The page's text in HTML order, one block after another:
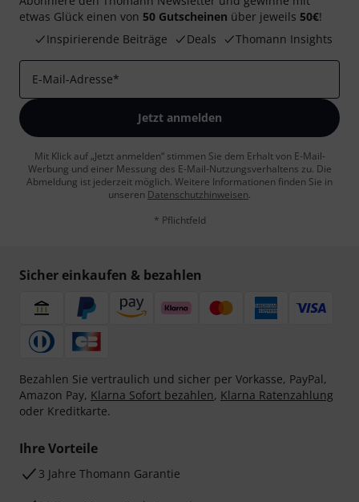
etwas Glück einen von 50 Gutscheinen über jeweils 50€!
Inspirierende Beiträge
Deals Thomann Insights
E-Mail-Adresse*
Jetzt anmelden
Mit Klick auf „Jetzt anmelden“ stimmen Sie dem Erhalt von E-Mail-
Werbung und einer Messung des E-Mail-Nutzungsverhaltens zu. Die
Abmeldung ist jederzeit möglich. Weitere Informationen finden Sie in
unseren Datenschutzhinweisen.
* Pflichtfeld
Sicher einkaufen & bezahlen
Bezahlen Sie vertraulich und sicher per Vorkasse, PayPal,
Amazon Pay, Klarna Sofort bezahlen, Klarna Ratenzahlung
oder Kreditkarte.
Ihre Vorteile
3 Jahre Thomann Garantie